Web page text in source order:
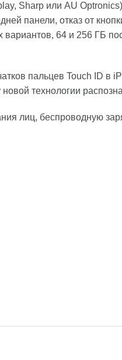
Sharp или AU
панели, отказ от
64 и 256 ГБ
пальцев Touch ID в
технологии
лиц, беспроводную